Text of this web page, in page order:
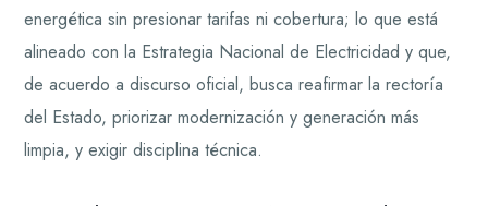
energética sin presionar tarifas ni cobertura; lo que está
alineado con la Estrategia Nacional de Electricidad y que,
de acuerdo a discurso oficial, busca reafirmar la rectoría
del Estado, priorizar modernización y generación más
limpia, y exigir disciplina técnica.